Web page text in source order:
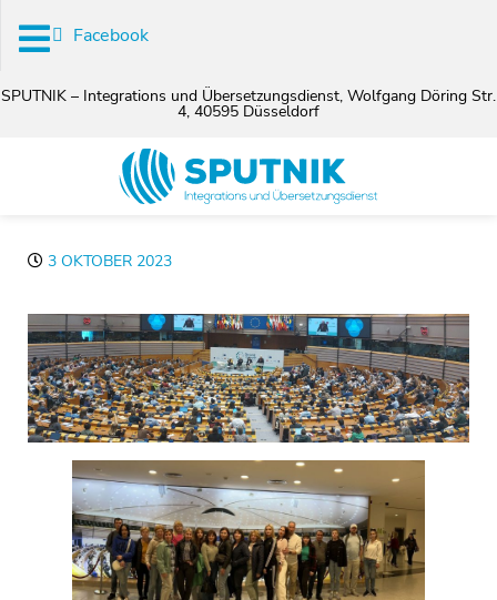
Facebook
SPUTNIK – Integrations und Übersetzungsdienst, Wolfgang Döring Str.
4, 40595 Düsseldorf
3 OKTOBER 2023